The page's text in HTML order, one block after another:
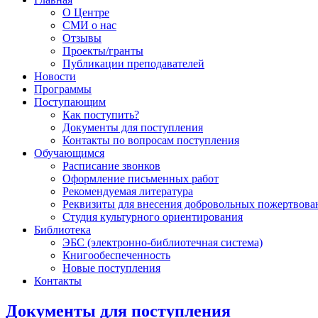
О Центре
СМИ о нас
Отзывы
Проекты/гранты
Публикации преподавателей
Новости
Программы
Поступающим
Как поступить?
Документы для поступления
Контакты по вопросам поступления
Обучающимся
Расписание звонков
Оформление письменных работ
Рекомендуемая литература
Реквизиты для внесения добровольных
Студия культурного ориентирования
Библиотека
ЭБС (электронно-библиотечная система)
Книгообеспеченность
Новые поступления
Контакты
Документы для поступления